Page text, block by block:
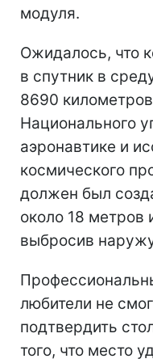
модуля.
Ожидалось, что
в спутник в
8690
Национального
аэронавтике и
космического
должен был
около 18 метров
выбросив
любители не
подтвердить
того, что место